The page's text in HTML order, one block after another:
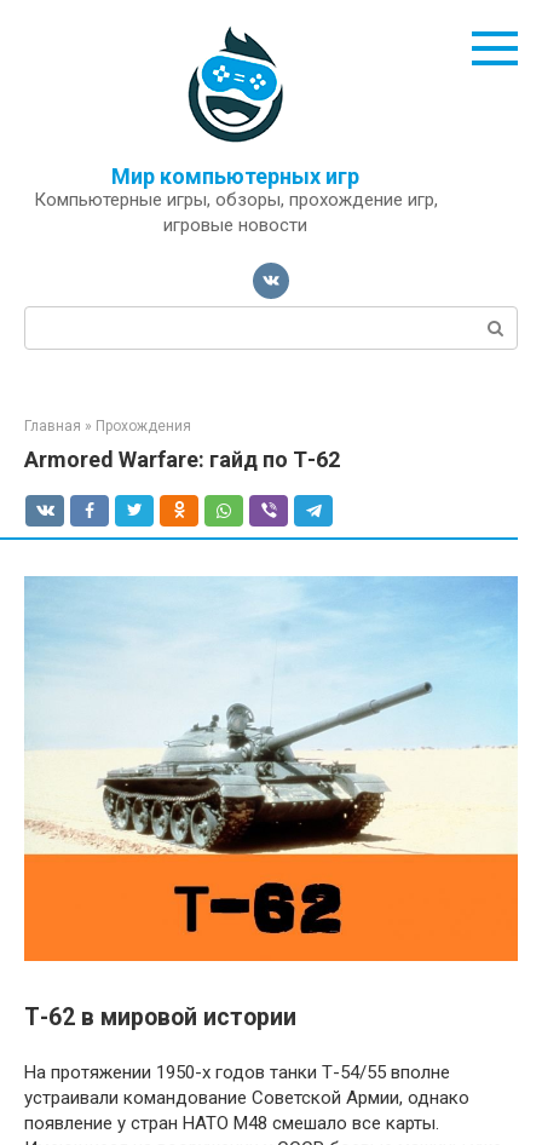
Мир компьютерных игр
Компьютерные игры, обзоры, прохождение игр,
игровые новости
Поиск:
Главная » Прохождения
Armored Warfare: гайд по Т-62
Т-62 в мировой истории
На протяжении 1950-х годов танки Т-54/55 вполне
устраивали командование Советской Армии, однако
появление у стран НАТО М48 смешало все карты.